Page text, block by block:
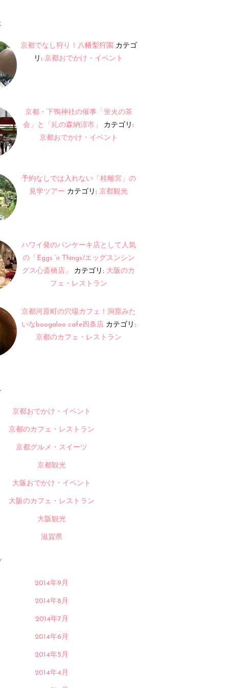
京都でなし狩り！八幡梨狩園 カテゴ
リ: 京都おでかけ・イベント
京都・下鴨神社の催事「蛍火の茶
会」と「糺の森納涼市」
カテゴリ:
京都おでかけ・イベント
予約なしでは入れない「桂離宮」の
見学ツアー カテゴリ: 京都観光
ハワイ発のパンケーキ店として人気
の「Eggs ‘n Things/エッグスンシン
グス心斎橋店」
カテゴリ: 大阪のカ
フェ・レストラン
京都河原町の穴場カフェ！洞窟みた
いなboogaloo cafe四条店 カテゴリ:
京都のカフェ・レストラン
京都おでかけ・イベント
京都のカフェ・レストラン
京都グルメ・スイーツ
京都観光
大阪おでかけ・イベント
大阪のカフェ・レストラン
大阪観光
滋賀県
2014年9月
2014年8月
2014年7月
2014年6月
2014年5月
2014年4月